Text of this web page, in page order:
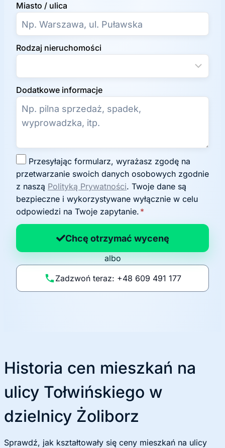
Miasto / ulica
Rodzaj nieruchomości
Dodatkowe informacje
g
o
d
a
n
p
li
t
przetwarzanie swoich danych osobowych zgodnie
z naszą Polityką Prywatności. Twoje dane są
bezpieczne i wykorzystywane wyłącznie w celu
odpowiedzi na Twoje zapytanie. *
Chcę otrzymać wycenę
albo
Zadzwoń teraz: +48 609 491 177
Historia cen mieszkań na
ulicy Tołwińskiego w
dzielnicy Żoliborz
Sprawdź, jak kształtowały się ceny mieszkań na ulicy